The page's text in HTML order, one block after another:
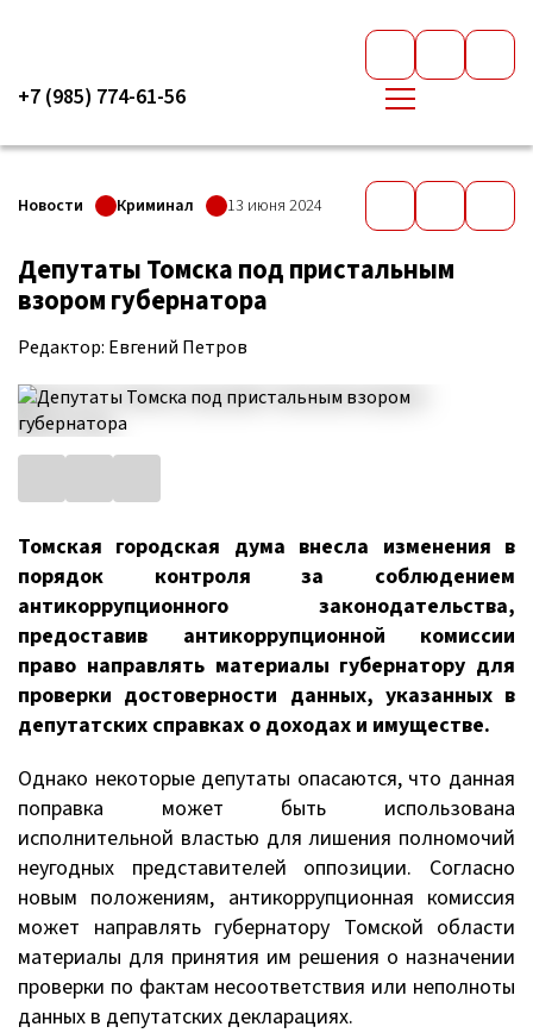
+7 (985) 774-61-56
Новости Криминал 13 июня 2024
Депутаты Томска под пристальным
взором губернатора
Редактор: Евгений Петров
Томская городская дума внесла изменения в
порядок контроля за соблюдением
антикоррупционного законодательства,
предоставив антикоррупционной комиссии
право направлять материалы губернатору для
проверки достоверности данных, указанных в
депутатских справках о доходах и имуществе.
Однако некоторые депутаты опасаются, что данная
поправка может быть использована
исполнительной властью для лишения полномочий
неугодных представителей оппозиции. Согласно
новым положениям, антикоррупционная комиссия
может направлять губернатору Томской области
материалы для принятия им решения о назначении
проверки по фактам несоответствия или неполноты
данных в депутатских декларациях.